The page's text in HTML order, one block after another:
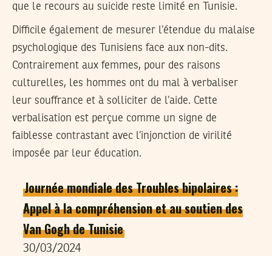
que le recours au suicide reste limité en Tunisie.
Difficile également de mesurer l’étendue du malaise
psychologique des Tunisiens face aux non-dits.
Contrairement aux femmes, pour des raisons
culturelles, les hommes ont du mal à verbaliser
leur souffrance et à solliciter de l’aide. Cette
verbalisation est perçue comme un signe de
faiblesse contrastant avec l’injonction de virilité
imposée par leur éducation.
Journée mondiale des Troubles bipolaires :
Appel à la compréhension et au soutien des
Van Gogh de Tunisie
30/03/2024